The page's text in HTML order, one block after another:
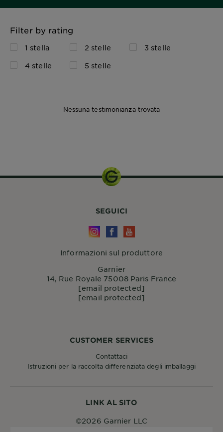
Filter by rating
1 stella 2 stelle
3 stelle
4 stelle
5 stelle
Nessuna testimonianza trovata
LINK AL SITO
©2026 Garnier LLC
CUSTOMER SERVICES
Contattaci
Istruzioni per la raccolta differenziata degli imballaggi
SEGUICI
Informazioni sul produttore
Garnier
14, Rue Royale 75008 Paris France
[email protected]
[email protected]